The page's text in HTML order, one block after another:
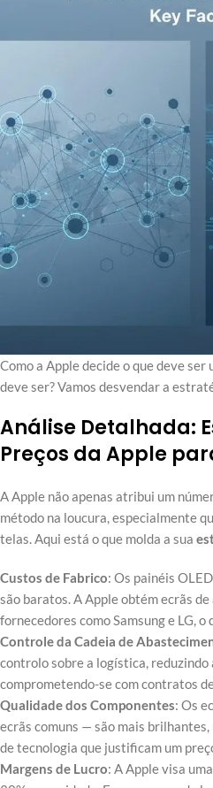
Como a Apple decide o que deve ser
deve ser? Vamos desvendar a
Análise Detalhada:
Preços da Apple
A Apple não apenas atribui um
método na loucura, especialmente
telas. Aqui está o que molda a sua
Custos de Fabrico: Os painéis
são baratos. A Apple obtém ecrãs
fornecedores como Samsung e LG,
Controle da Cadeia de
controlo sobre a logística,
comprometendo-se com contratos
Qualidade dos Componentes: Os
ecrãs comuns — são mais
de tecnologia que justificam um
Margens de Lucro: A Apple visa